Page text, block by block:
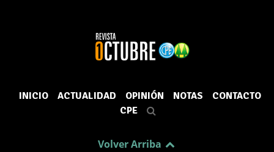
INICIO ACTUALIDAD OPINIÓN NOTAS
CONTACTO
CPE
Volver Arriba